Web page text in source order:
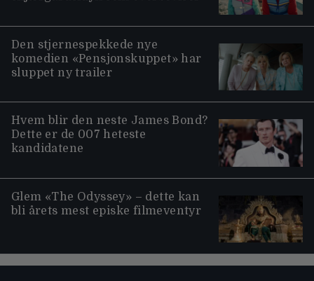
Den stjernespekkede nye
komedien «Pensjonskuppet» har
sluppet ny trailer
Hvem blir den neste James Bond?
Dette er de 007 heteste
kandidatene
Glem «The Odyssey» – dette kan
bli årets mest episke filmeventyr